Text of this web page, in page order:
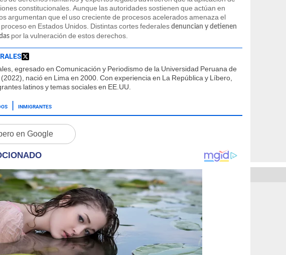
constitucionales. Aunque las autoridades sostienen que actúan en
argumentan que el uso creciente de procesos acelerados amenaza el
en Estados Unidos. Distintas cortes federales denuncian y detienen
por la vulneración de estos derechos.
egresado en Comunicación y Periodismo de la Universidad Peruana de
nació en Lima en 2000. Con experiencia en La República y Líbero,
latinos y temas sociales en EE.UU.
INMIGRANTES
en Google